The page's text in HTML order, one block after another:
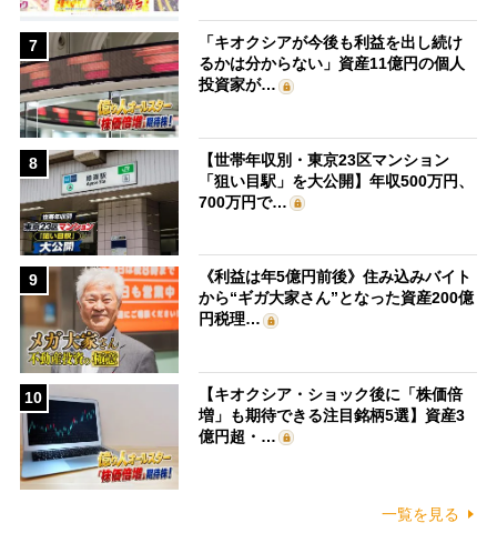
7
「キオクシアが今後も利益を出し続け
るかは分からない」資産11億円の個人
投資家が…
8
【世帯年収別・東京23区マンション
「狙い目駅」を大公開】年収500万円、
700万円で…
9
《利益は年5億円前後》住み込みバイト
から“ギガ大家さん”となった資産200億
円税理…
10
【キオクシア・ショック後に「株価倍
増」も期待できる注目銘柄5選】資産3
億円超・…
一覧を見る